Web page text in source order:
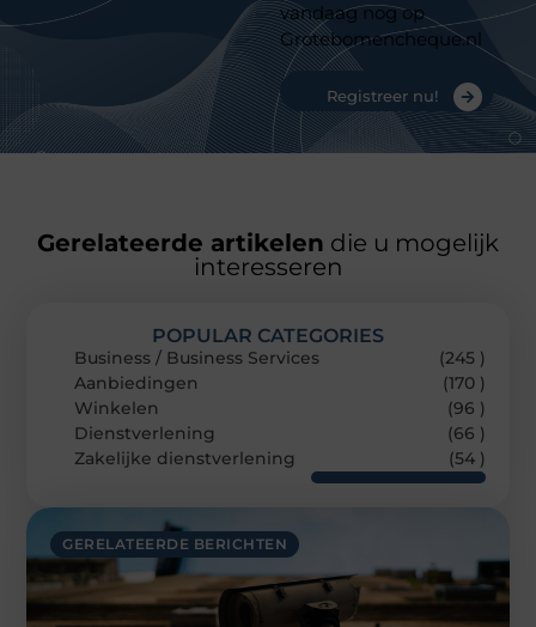
vandaag nog op
Grotebomencheque.nl
Registreer nu!
Gerelateerde artikelen die u mogelijk
interesseren
GERELATEERDE BERICHTEN
POPULAR CATEGORIES
Business / Business Services
(245 )
Aanbiedingen
(170 )
Winkelen
(96 )
Dienstverlening
(66 )
Zakelijke dienstverlening
(54 )